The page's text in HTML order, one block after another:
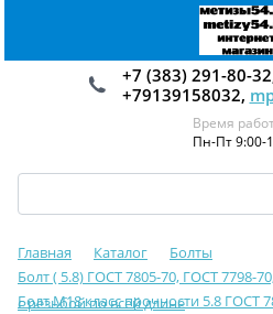
+7 (383) 291-80-
+79139158032,
Время
Пн-Пт 9:00-
Главная Каталог
Болты
Болт ( 5.8) ГОСТ 7805-70, ГОСТ 7798-
с резьбой по всей длине
Болт М18 класс прочности 5.8 ГОСТ